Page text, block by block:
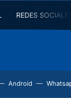
REDES
Android